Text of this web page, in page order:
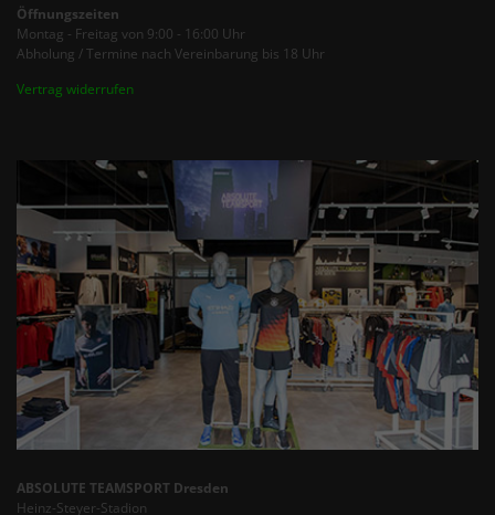
Öffnungszeiten
Montag - Freitag von 9:00 - 16:00 Uhr
Abholung / Termine nach Vereinbarung bis 18 Uhr
Vertrag widerrufen
ABSOLUTE TEAMSPORT Dresden
Heinz-Steyer-Stadion